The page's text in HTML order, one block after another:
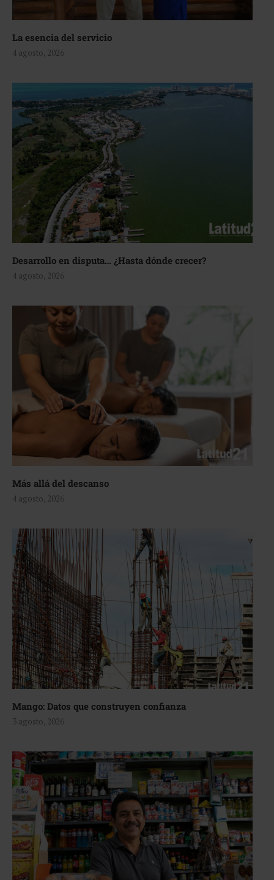
La esencia del servicio
4 agosto, 2026
Desarrollo en disputa… ¿Hasta dónde crecer?
4 agosto, 2026
Más allá del descanso
4 agosto, 2026
Mango: Datos que construyen confianza
3 agosto, 2026